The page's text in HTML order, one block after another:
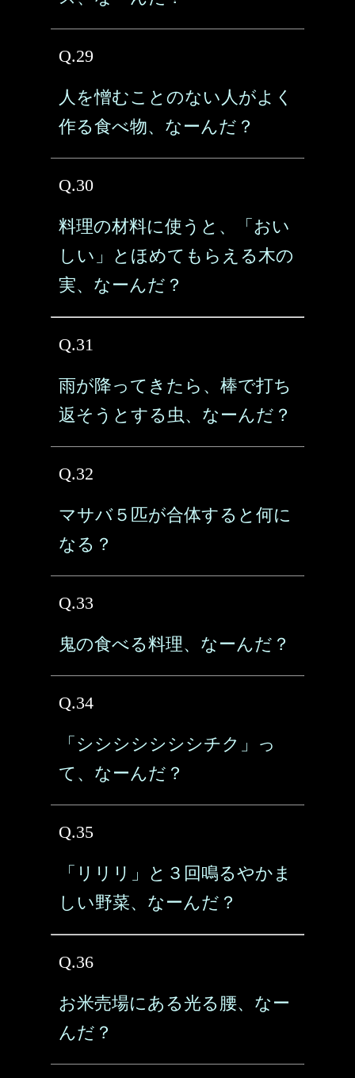
Q.29
人を憎むことのない人がよく
作る食べ物、なーんだ？
Q.30
料理の材料に使うと、「おい
しい」とほめてもらえる木の
実、なーんだ？
Q.31
雨が降ってきたら、棒で打ち
返そうとする虫、なーんだ？
Q.32
マサバ５匹が合体すると何に
なる？
Q.33
鬼の食べる料理、なーんだ？
Q.34
「シシシシシシシチク」っ
て、なーんだ？
Q.35
「リリリ」と３回鳴るやかま
しい野菜、なーんだ？
Q.36
お米売場にある光る腰、なー
んだ？